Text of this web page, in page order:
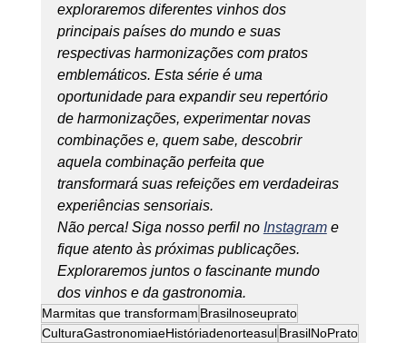
exploraremos diferentes vinhos dos
principais países do mundo e suas
respectivas harmonizações com pratos
emblemáticos. Esta série é uma
oportunidade para expandir seu repertório
de harmonizações, experimentar novas
combinações e, quem sabe, descobrir
aquela combinação perfeita que
transformará suas refeições em verdadeiras
experiências sensoriais.
Não perca! Siga nosso perfil no Instagram e
fique atento às próximas publicações.
Exploraremos juntos o fascinante mundo
dos vinhos e da gastronomia.
Marmitas que transformam Brasilnoseuprato
CulturaGastronomiaeHistóriadenorteasul BrasilNoPrato